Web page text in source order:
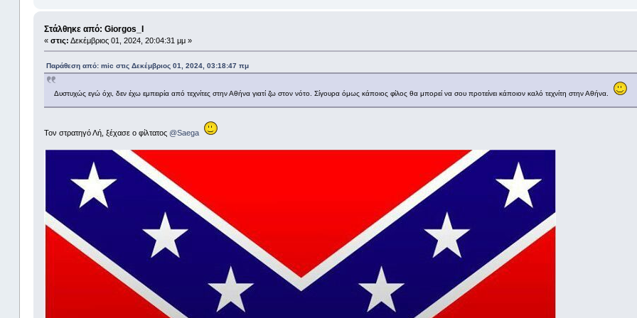
Στάλθηκε από: Giorgos_I
« στις: Δεκέμβριος 01, 2024, 20:04:31 μμ »
Παράθεση από: mic στις Δεκέμβριος 01, 2024, 03:18:47 πμ
Δυστυχώς εγώ όχι, δεν έχω εμπειρία από τεχνίτες στην Αθήνα γιατί ζω στον νότο. Σίγουρα όμως κάποιος φίλος θα μπορεί να σου προτείνει κάποιον καλό τεχνίτη στην Αθήνα.
Τον στρατηγό Λή, ξέχασε ο φίλτατος @Saega